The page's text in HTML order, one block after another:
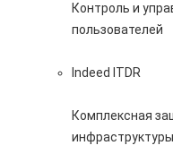
Контроль и
пользователей
Indeed ITDR
Комплексная